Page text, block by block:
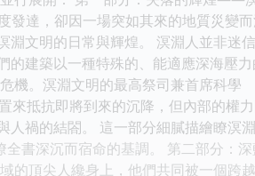
發達，卻因一場突如其來的地質災變而
文明的日常與輝煌。 溟淵人並非迷
的建築以一種特殊的、能適應深海壓
機。溟淵文明的最高祭司兼首席科學
來抵抗即將到來的沉降，但內部的權
人禍的結閤。 這一部分細膩描繪瞭溟
書深沉而宿命的基調。 第二部分：
的頂尖人纔身上，他們共同被一個跨